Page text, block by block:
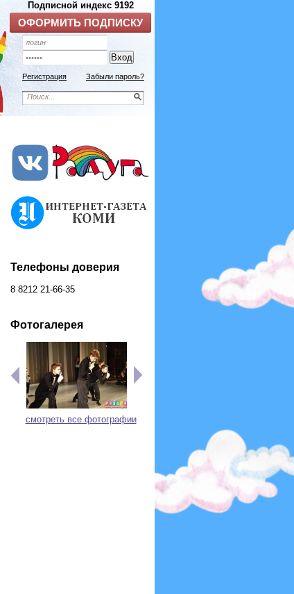
Регистрация Забыли пароль?
Телефоны доверия
8 8212 21-66-35
Фотогалерея
смотреть все фотографии